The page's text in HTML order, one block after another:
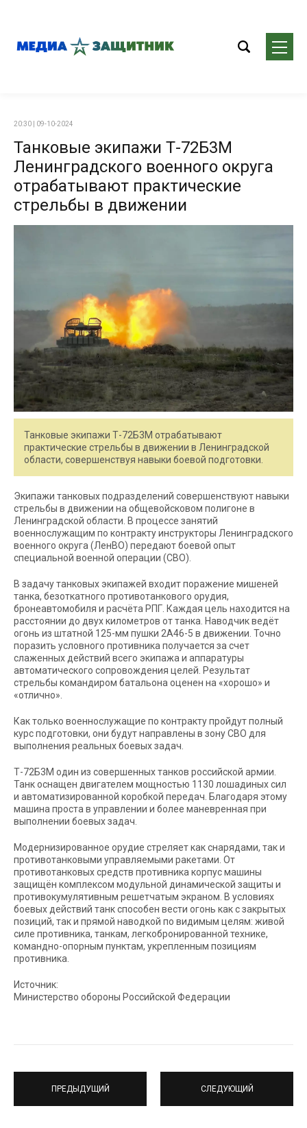
20:30 | 09-10-2024
Танковые экипажи Т-72Б3М
Ленинградского военного округа
отрабатывают практические
стрельбы в движении
Танковые экипажи Т-72Б3М отрабатывают
практические стрельбы в движении в Ленинградской
области, совершенствуя навыки боевой подготовки.
Экипажи танковых подразделений совершенствуют навыки
стрельбы в движении на общевойсковом полигоне в
Ленинградской области. В процессе занятий
военнослужащим по контракту инструкторы Ленинградского
военного округа (ЛенВО) передают боевой опыт
специальной военной операции (СВО).
В задачу танковых экипажей входит поражение мишеней
танка, безоткатного противотанкового орудия,
бронеавтомобиля и расчёта РПГ. Каждая цель находится на
расстоянии до двух километров от танка. Наводчик ведёт
огонь из штатной 125-мм пушки 2А46-5 в движении. Точно
поразить условного противника получается за счет
слаженных действий всего экипажа и аппаратуры
автоматического сопровождения целей. Результат
стрельбы командиром батальона оценен на «хорошо» и
«отлично».
Как только военнослужащие по контракту пройдут полный
курс подготовки, они будут направлены в зону СВО для
выполнения реальных боевых задач.
Т-72Б3М один из совершенных танков российской армии.
Танк оснащен двигателем мощностью 1130 лошадиных сил
и автоматизированной коробкой передач. Благодаря этому
машина проста в управлении и более маневренная при
выполнении боевых задач.
Модернизированное орудие стреляет как снарядами, так и
противотанковыми управляемыми ракетами. От
противотанковых средств противника корпус машины
защищён комплексом модульной динамической защиты и
противокумулятивным решетчатым экраном. В условиях
боевых действий танк способен вести огонь как с закрытых
позиций, так и прямой наводкой по видимым целям: живой
силе противника, танкам, легкобронированной технике,
командно-опорным пунктам, укрепленным позициям
противника.
Источник:
Министерство обороны Российской Федерации
ПРЕДЫДУЩИЙ СЛЕДУЮЩИЙ